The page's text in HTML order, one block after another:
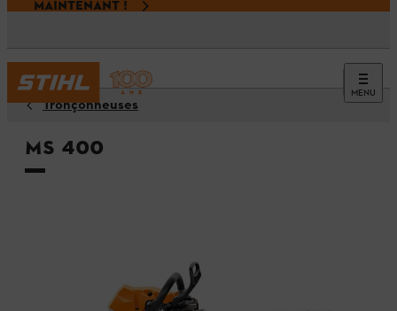
MAINTENANT !
MENU
Tronçonneuses
MS 400